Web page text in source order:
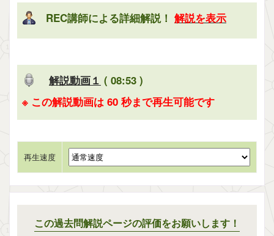
REC講師による詳細解説！ 解説を表示
解説動画１ ( 08:53 )
※ この解説動画は 60 秒まで再生可能です
再生速度
この過去問解説ページの評価をお願いします！